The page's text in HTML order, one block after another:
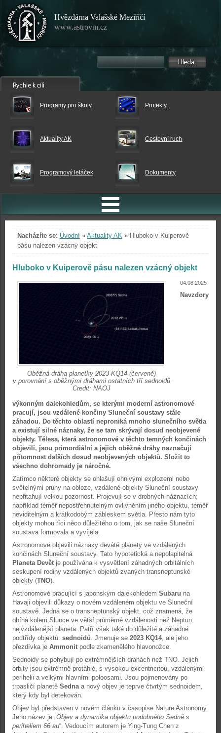
Hvězdárna Valašské Meziříčí
www.astrovm.cz
Programy pro školy Projekty
Aktuality AK Cestovní ruch
Programový letáček Dokumenty
Nacházíte se: Úvodní » Aktuality AK » Hluboko v Kuiperově
pásu nalezen vzácný objekt
Hluboko v Kuiperově pásu nalezen vzácný objekt
04.08.2025
Oběžná dráha planetky 2023 KQ14 (červeně)
v porovnání s oběžnými dráhami ostatních tří sednoidů
Credit: NAOJ
Navzdory
výkonným dalekohledům, se kterými moderní astronomové
pracují, jsou vzdálené končiny Sluneční soustavy stále
záhadou. Do těchto oblastí neproniká mnoho slunečního světla
a existují silné náznaky, že se tam skrývají dosud neobjevené
objekty. Tělesa, která astronomové v těchto temných končinách
objevili, jsou primordiální a jejich oběžné dráhy naznačují
přítomnost dalších dosud neobjevených objektů. Složit to
všechno dohromady je náročné.
Zatímco některé objekty se ohlašují ohnivými explozemi nebo
světelnými pruhy na obloze, vzdálené objekty Sluneční soustavy
nepřitahují velkou pozornost. Projevují se v drobných náznacích;
například téměř nepostřehnutelným ovlivněním jiného objektu, téměř
neviditelným a krátkodobým zábleskem světla. Přesto nám tyto
objekty mohou říci něco důležitého o tom, jak se naše Sluneční
soustava formovala a vyvíjela.
Astronomové objevili náznaky deváté planety ve vzdálených
končinách Sluneční soustavy. Tato hypotetická a nepolapitelná
Planeta Devět je používána k vysvětlení záhadných orbitálních
seskupení rodiny vzdálených objektů zvaných transneptunské
objekty (TNO).
Astronomové pracující s japonským dalekohledem Subaru na
Havaji objevili důkazy o novém vzdáleném objektu ve Sluneční
soustavě. Jedná se o transneptunský objekt, což znamená, že
obíhá kolem Slunce ve větší průměrné vzdálenosti než Neptun,
nejvzdálenější planeta. Patří však také do důležité a záhadné
podtřídy objektů: sednoidů . Jmenuje se 2023 KQ14, ale jeho
přezdívka je Ammonit podle zkamenělého hlavonožce.
Sednoidy se pohybují po extrémnějších drahách než TNO. Jejich
orbity jsou extrémně protáhlé, s vysokou excentricitou, vzdálenými
perihelii a velkými hlavními poloosami. Jsou pojmenovány po
trpasličí planetě Sedna a nový objev je teprve čtvrtým sednoidem,
který kdy byl detekován.
Objev byl představen v novém článku v časopise Nature Astronomy.
Jeho název je „ Objev a dynamika objektu podobného Sedně s
periheliem 66 au“. Vedoucím autorem je Ying-Tung Chen z